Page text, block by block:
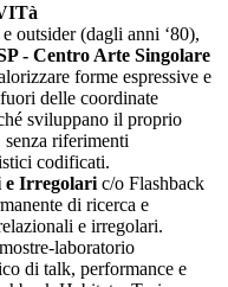
outsider (dagli anni ‘80),
- Centro Arte Singolare
forme espressive e
delle coordinate
sviluppano il proprio
riferimenti
codificati.
e Irregolari c/o Flashback
di ricerca e
e irregolari.
laboratorio
di talk, performance e